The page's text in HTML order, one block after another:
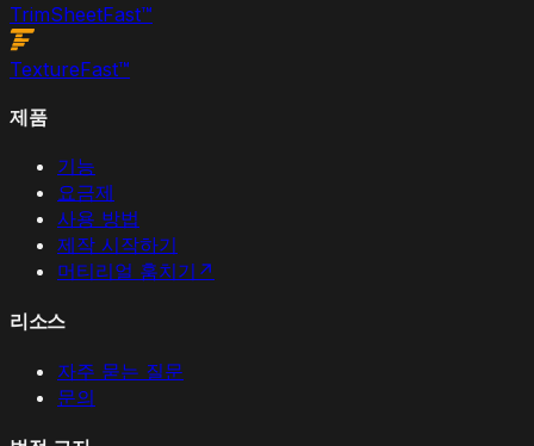
TrimSheetFast™
TextureFast™
제품
기능
요금제
사용 방법
제작 시작하기
머티리얼 훔치기 ↗
리소스
자주 묻는 질문
문의